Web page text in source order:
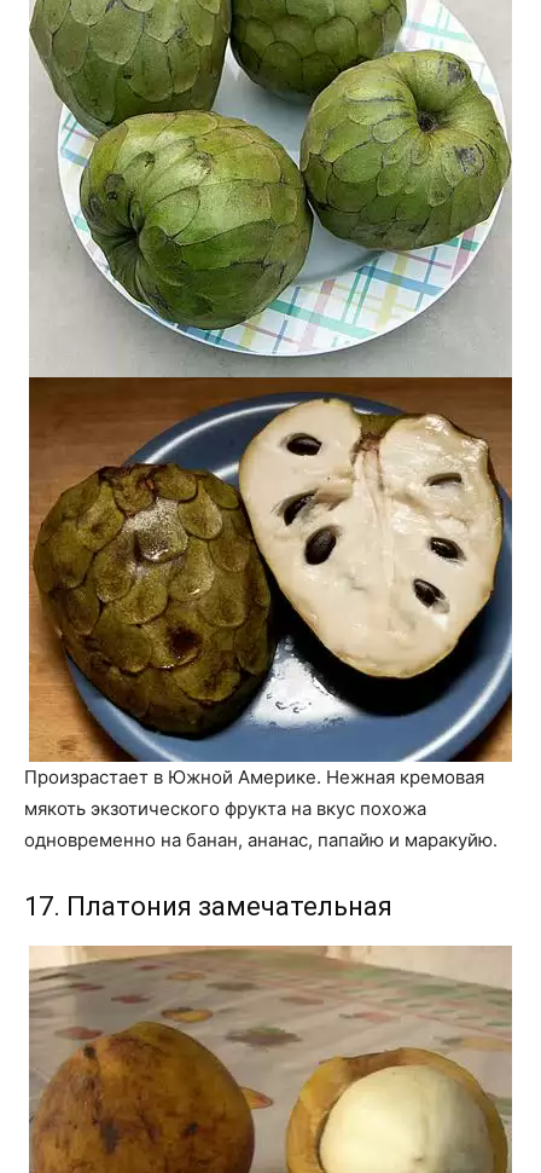
Произрастает в Южной Америке. Нежная кремовая
мякоть экзотического фрукта на вкус похожа
одновременно на банан, ананас, папайю и маракуйю.
17. Платония замечательная